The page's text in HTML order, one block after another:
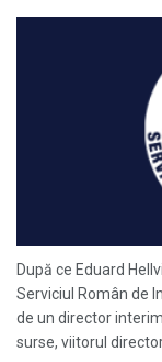
După ce Eduard
Serviciul Român de
de un director
surse, viitorul director